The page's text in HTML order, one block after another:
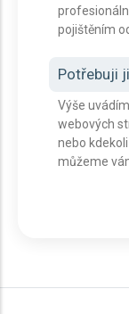
pojištěním
Potřebuji
Výše
webových
nebo
můžeme